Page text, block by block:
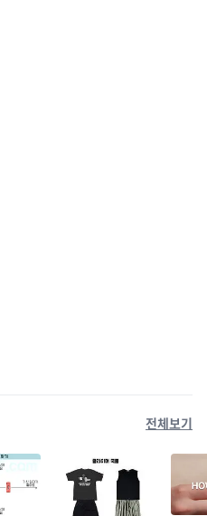
전체보기